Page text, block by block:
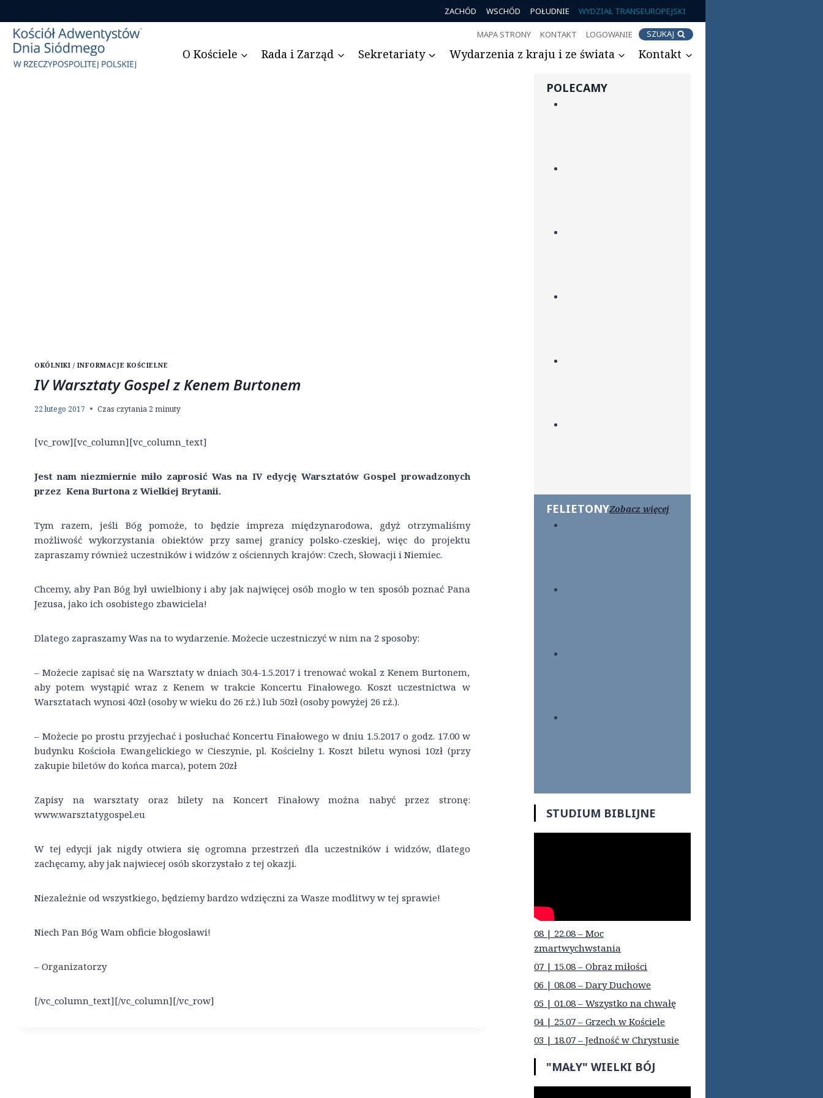
do
treści
ZACHÓD WSCHÓD POŁUDNIE WYDZIAŁ TRANSEUROPEJSKI
MAPA STRONY KONTAKT LOGOWANIE SZUKAJ
O Kościele Rada i Zarząd Sekretariaty Wydarzenia z kraju i ze świata Kontakt
OKÓLNIKI / INFORMACJE KOŚCIELNE
IV Warsztaty Gospel z Kenem Burtonem
22 lutego 2017 Czas czytania 2 minuty
[vc_row][vc_column][vc_column_text]
Jest nam niezmiernie miło zaprosić Was na IV edycję Warsztatów Gospel prowadzonych
przez Kena Burtona z Wielkiej Brytanii.
Tym razem, jeśli Bóg pomoże, to będzie impreza międzynarodowa, gdyż otrzymaliśmy
możliwość wykorzystania obiektów przy samej granicy polsko-czeskiej, więc do projektu
zapraszamy również uczestników i widzów z ościennych krajów: Czech, Słowacji i Niemiec.
Chcemy, aby Pan Bóg był uwielbiony i aby jak najwięcej osób mogło w ten sposób poznać Pana
Jezusa, jako ich osobistego zbawiciela!
Dlatego zapraszamy Was na to wydarzenie. Możecie uczestniczyć w nim na 2 sposoby:
– Możecie zapisać się na Warsztaty w dniach 30.4-1.5.2017 i trenować wokal z Kenem Burtonem,
aby potem wystąpić wraz z Kenem w trakcie Koncertu Finałowego. Koszt uczestnictwa w
Warsztatach wynosi 40zł (osoby w wieku do 26 r.ż.) lub 50zł (osoby powyżej 26 r.ż.).
– Możecie po prostu przyjechać i posłuchać Koncertu Finałowego w dniu 1.5.2017 o godz. 17.00 w
budynku Kościoła Ewangelickiego w Cieszynie, pl. Kościelny 1. Koszt biletu wynosi 10zł (przy
zakupie biletów do końca marca), potem 20zł
Zapisy na warsztaty oraz bilety na Koncert Finałowy można nabyć przez stronę:
www.warsztatygospel.eu
W tej edycji jak nigdy otwiera się ogromna przestrzeń dla uczestników i widzów, dlatego
zachęcamy, aby jak najwiecej osób skorzystało z tej okazji.
Niezależnie od wszystkiego, będziemy bardzo wdzięczni za Wasze modlitwy w tej sprawie!
Niech Pan Bóg Wam obficie błogosławi!
– Organizatorzy
[/vc_column_text][/vc_column][/vc_row]
POLECAMY
FELIETONYZobacz więcej
STUDIUM BIBLIJNE
08 | 22.08 – Moc
zmartwychwstania
07 | 15.08 – Obraz miłości
06 | 08.08 – Dary Duchowe
05 | 01.08 – Wszystko na chwałę
04 | 25.07 – Grzech w Kościele
03 | 18.07 – Jedność w Chrystusie
"MAŁY" WIELKI BÓJ